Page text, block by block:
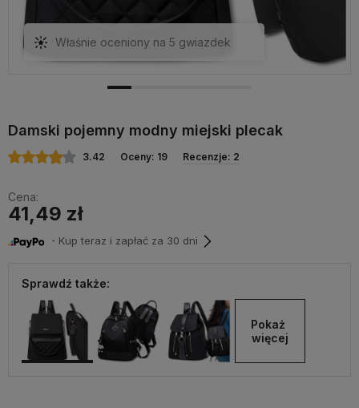
Właśnie oceniony na 5 gwiazdek
Damski pojemny modny miejski plecak
3.42 Oceny: 19 Recenzje: 2
Cena:
41,49 zł
・Kup teraz i zapłać za 30 dni
Sprawdź także:
Pokaż
więcej